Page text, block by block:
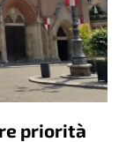
priorità